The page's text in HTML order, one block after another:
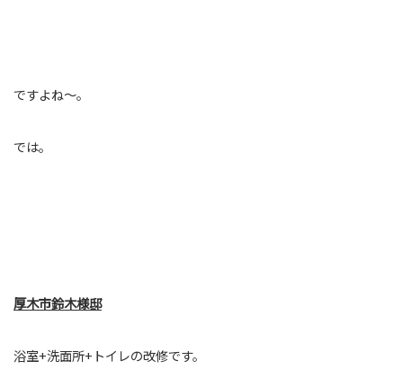
ですよね～。
では。
厚木市鈴木様邸
浴室+洗面所+トイレの改修です。